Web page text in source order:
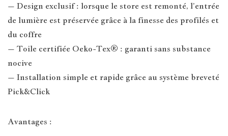
– Design exclusif : lorsque le store est remonté, l’entrée
de lumière est préservée grâce à la finesse des profilés et
du coffre
– Toile certifiée Oeko-Tex® : garanti sans substance
nocive
– Installation simple et rapide grâce au système breveté
Pick&Click
Avantages :